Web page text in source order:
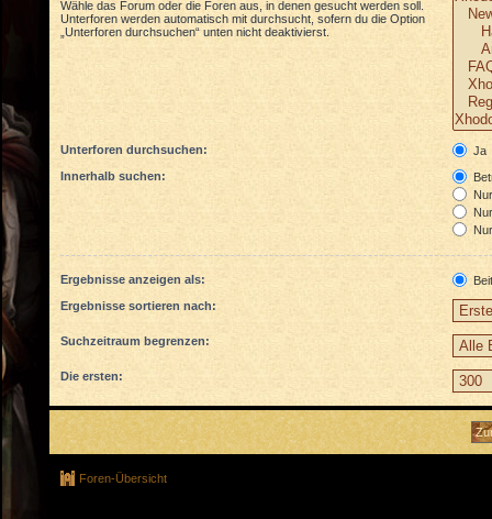
Wähle das Forum oder die Foren aus, in denen gesucht werden soll.
Unterforen werden automatisch mit durchsucht, sofern du die Option
„Unterforen durchsuchen“ unten nicht deaktivierst.
Unterforen durchsuchen:
Ja
Innerhalb suchen:
Ergebnisse anzeigen als:
Ergebnisse sortieren nach:
Suchzeitraum begrenzen:
Die ersten:
Foren-Übersicht